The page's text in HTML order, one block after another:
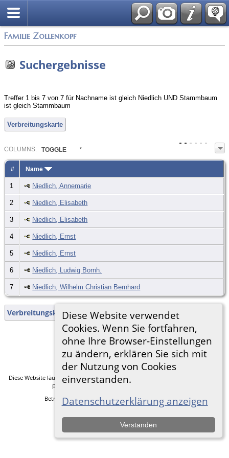
Familie Zollenkopf
Diese Website verwendet
Cookies. Wenn Sie fortfahren,
ohne Ihre Browser-Einstellungen
zu ändern, erklären Sie sich mit
der Nutzung von Cookies
einverstanden.
Datenschutzerklärung anzeigen
Verstanden
Suchergebnisse
Treffer 1 bis 7 von 7 für Nachname ist gleich Niedlich UND Stammbaum
ist gleich Stammbaum
Verbreitungskarte
COLUMN S: TOGGLE
# Name
1 Niedlich, Annemarie
2 Niedlich, Elisabeth
3 Niedlich, Elisabeth
4 Niedlich, Ernst
5 Niedlich, Ernst
6 Niedlich, Ludwig Bornh.
7 Niedlich, Wilhelm Christian Bernhard
Verbreitungskarte
Zur Desktop-Webseite wechseln
Diese Website läuft mitThe Next Generation of Genealogy Sitebuilding
programmiert von Darrin Lythgoe © 2001-2026.
Betreut vonFrank Heimann. | Datenschutzerklärung .